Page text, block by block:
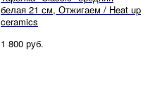
белая 21 см, Отжигаем / Heat up
ceramics
1 800 руб.